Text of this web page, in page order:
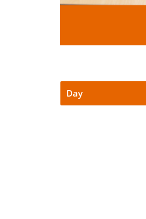
Day